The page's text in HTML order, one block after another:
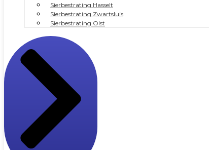
Sierbestrating Hasselt
Sierbestrating Zwartsluis
Sierbestrating Olst